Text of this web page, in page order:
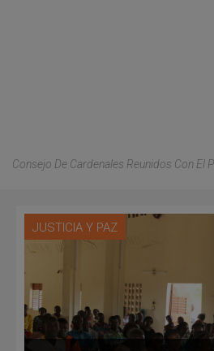
Consejo De Cardenales Reunidos Con El
JUSTICIA Y PAZ